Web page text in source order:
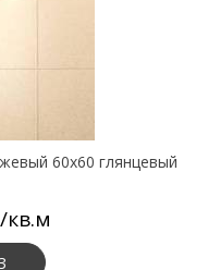
60х60 глянцевый
кв.м